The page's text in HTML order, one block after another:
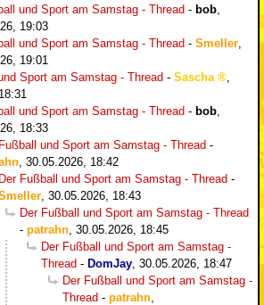
und Sport am Samstag - Thread - bob
19:03
und Sport am Samstag - Thread - Smeller
19:01
Sport am Samstag - Thread - Sascha
und Sport am Samstag - Thread - bob
18:33
und Sport am Samstag - Thread -
30.05.2026, 18:42
Der Fußball und Sport am Samstag - Thread -
30.05.2026, 18:43
Der Fußball und Sport am Samstag - Thread
- patrahn 30.05.2026, 18:45
Der Fußball und Sport am Samstag -
Thread - DomJay 30.05.2026, 18:47
Der Fußball und Sport am Samstag -
Thread - patrahn